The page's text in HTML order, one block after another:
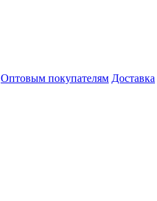
Оптовым покупателям Доставка